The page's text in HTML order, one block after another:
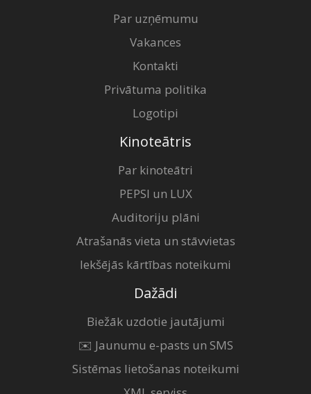
Par uzņēmumu
Vakances
Kontakti
Privātuma politika
Logotipi
Kinoteātris
Par kinoteātri
PEPSI un LUX
Auditoriju plāni
Atrašanās vieta un stāvvietas
Iekšējās kārtības noteikumi
Dažādi
Biežāk uzdotie jautājumi
✉️ Jaunumu e-pasts un SMS
Sistēmas lietošanas noteikumi